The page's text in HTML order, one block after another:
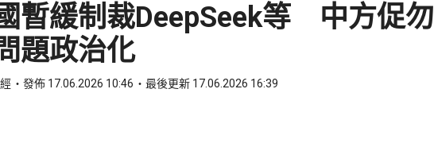
暫緩制裁DeepSeek等 中方促勿
題政治化
發佈 17.06.2026 10:46 最後更新 17.06.2026 16:39
to WhatsApp